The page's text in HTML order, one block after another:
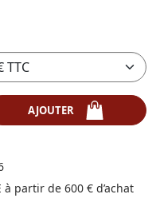
à partir de 600 € d’achat